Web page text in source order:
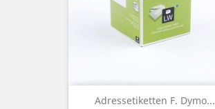
Adressetiketten F. Dymo...